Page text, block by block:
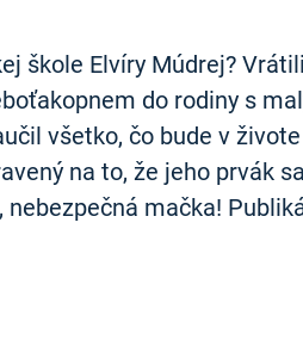
škole Elvíry Múdrej?
do rodiny s
všetko, čo bude v živote
na to, že jeho prvák
mačka!